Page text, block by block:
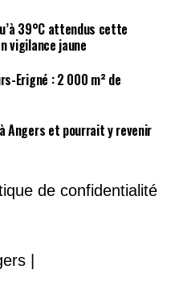
39°C attendus cette
vigilance jaune
Erigné : 2 000 m² de
Angers et pourrait y revenir
de confidentialité
|